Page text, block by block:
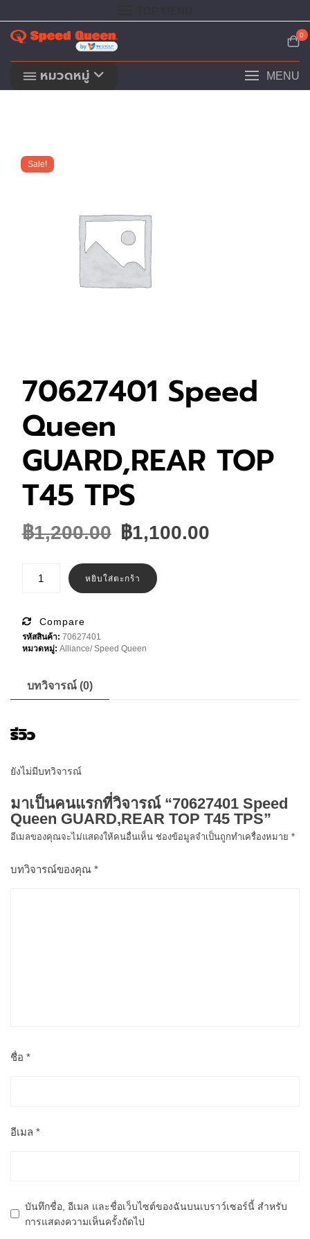
content
0
หมวดหมู่ MENU
Sale!
70627401 Speed
Queen
GUARD,REAR TOP
T45 TPS
฿1,200.00 Original
was:
฿1,200.00.
฿1,100.00
70627401
TOP
T45
TPS
ชิ้น
หยิบใส่ตะกร้า
Compare
รหัสสินค้า: 70627401
หมวดหมู่: Alliance/ Speed Queen
บทวิจารณ์ (0)
รีวิว
ยังไม่มีบทวิจารณ์
มาเป็นคนแรกที่วิจารณ์ “70627401 Speed
Queen GUARD,REAR TOP T45 TPS”
อีเมลของคุณจะไม่แสดงให้คนอื่นเห็น ช่องข้อมูลจำเป็นถูกทำเครื่องหมาย *
บทวิจารณ์ของคุณ *
ชื่อ *
อีเมล *
บันทึกชื่อ, อีเมล และชื่อเว็บไซต์ของฉันบนเบราว์เซอร์นี้ สำหรับ
การแสดงความเห็นครั้งถัดไป